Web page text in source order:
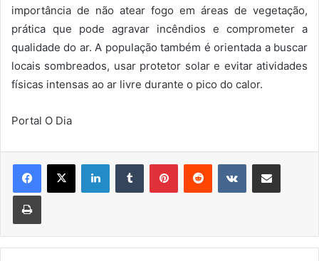
importância de não atear fogo em áreas de vegetação,
prática que pode agravar incêndios e comprometer a
qualidade do ar. A população também é orientada a buscar
locais sombreados, usar protetor solar e evitar atividades
físicas intensas ao ar livre durante o pico do calor.
Portal O Dia
LinkedinTumblr PinterestReddit VK Compartilhar via e-mail
Imprimir